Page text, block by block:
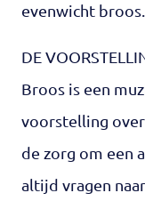
evenwicht broos.
DE
Broos is een
voorstelling
de zorg om een
altijd vragen